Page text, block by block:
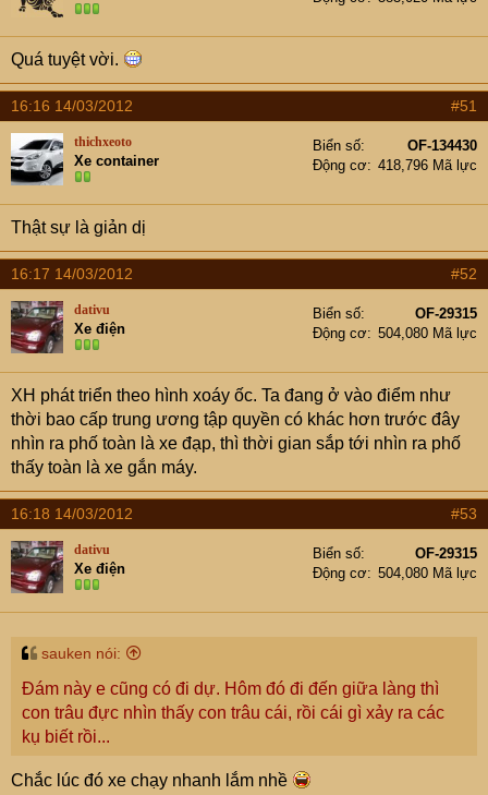
Quá tuyệt vời.
16:16 14/03/2012 #51
thichxeoto
Xe container
Biển số
OF-134430
Động cơ
418,796 Mã lực
Thật sự là giản dị
16:17 14/03/2012 #52
dativu
Xe điện
Biển số
OF-29315
Động cơ
504,080 Mã lực
XH phát triển theo hình xoáy ốc. Ta đang ở vào điểm như
thời bao cấp trung ương tập quyền có khác hơn trước đây
nhìn ra phố toàn là xe đạp, thì thời gian sắp tới nhìn ra phố
thấy toàn là xe gắn máy.
16:18 14/03/2012 #53
dativu
Xe điện
Biển số
OF-29315
Động cơ
504,080 Mã lực
sauken nói:
Đám này e cũng có đi dự. Hôm đó đi đến giữa làng thì
con trâu đực nhìn thấy con trâu cái, rồi cái gì xảy ra các
kụ biết rồi...
Chắc lúc đó xe chạy nhanh lắm nhề